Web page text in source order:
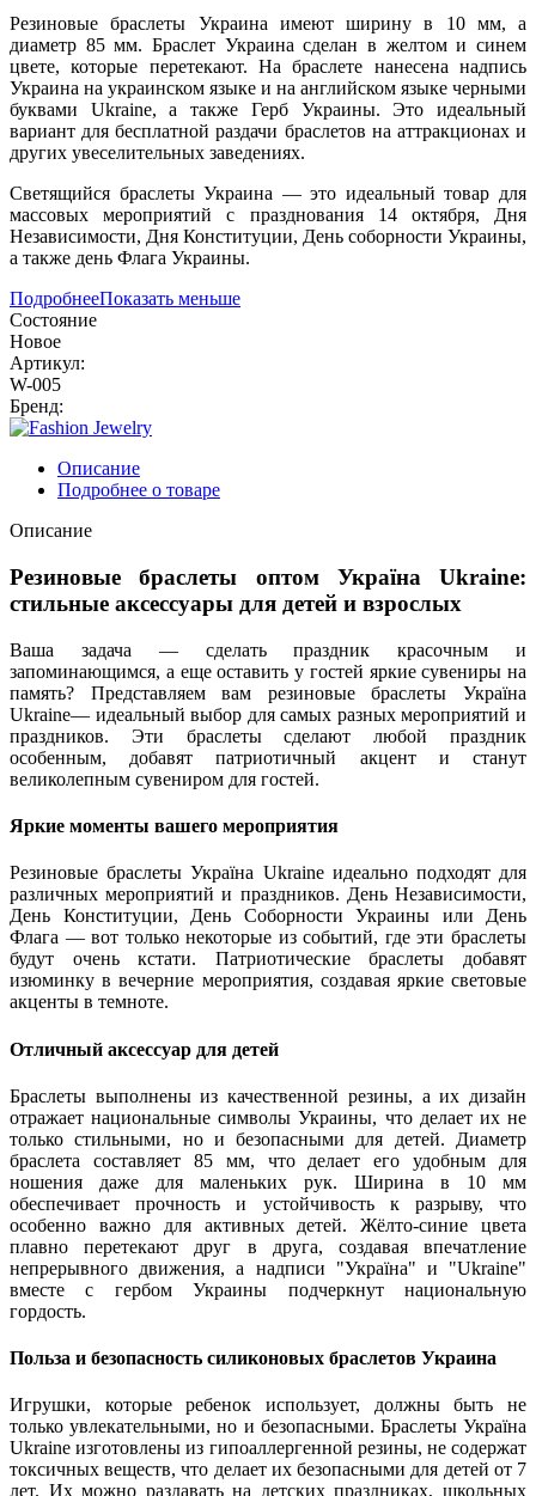
Резиновые браслеты Украина имеют ширину в 10 мм, а
диаметр 85 мм. Браслет Украина сделан в желтом и синем
цвете, которые перетекают. На браслете нанесена надпись
Украина на украинском языке и на английском языке черными
буквами Ukraine, а также Герб Украины. Это идеальный
вариант для бесплатной раздачи браслетов на аттракционах и
других увеселительных заведениях.
Светящийся браслеты Украина — это идеальный товар для
массовых мероприятий с празднования 14 октября, Дня
Независимости, Дня Конституции, День соборности Украины,
а также день Флага Украины.
ПодробнееПоказать меньше
Состояние
Новое
Артикул:
W-005
Бренд:
Описание
Подробнее о товаре
Описание
Резиновые браслеты оптом Україна Ukraine:
стильные аксессуары для детей и взрослых
Ваша задача — сделать праздник красочным и
запоминающимся, а еще оставить у гостей яркие сувениры на
память? Представляем вам резиновые браслеты Україна
Ukraine— идеальный выбор для самых разных мероприятий и
праздников. Эти браслеты сделают любой праздник
особенным, добавят патриотичный акцент и станут
великолепным сувениром для гостей.
Яркие моменты вашего мероприятия
Резиновые браслеты Україна Ukraine идеально подходят для
различных мероприятий и праздников. День Независимости,
День Конституции, День Соборности Украины или День
Флага — вот только некоторые из событий, где эти браслеты
будут очень кстати. Патриотические браслеты добавят
изюминку в вечерние мероприятия, создавая яркие световые
акценты в темноте.
Отличный аксессуар для детей
Браслеты выполнены из качественной резины, а их дизайн
отражает национальные символы Украины, что делает их не
только стильными, но и безопасными для детей. Диаметр
браслета составляет 85 мм, что делает его удобным для
ношения даже для маленьких рук. Ширина в 10 мм
обеспечивает прочность и устойчивость к разрыву, что
особенно важно для активных детей. Жёлто-синие цвета
плавно перетекают друг в друга, создавая впечатление
непрерывного движения, а надписи "Україна" и "Ukraine"
вместе с гербом Украины подчеркнут национальную
гордость.
Польза и безопасность силиконовых браслетов Украина
Игрушки, которые ребенок использует, должны быть не
только увлекательными, но и безопасными. Браслеты Україна
Ukraine изготовлены из гипоаллергенной резины, не содержат
токсичных веществ, что делает их безопасными для детей от 7
лет. Их можно раздавать на детских праздниках, школьных